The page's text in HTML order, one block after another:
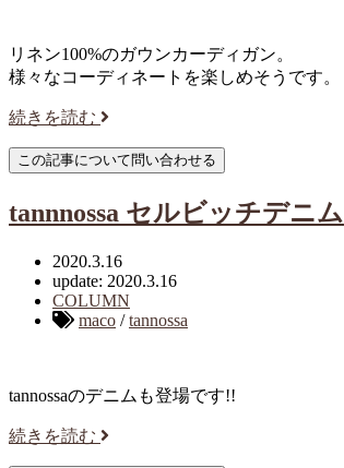
リネン100%のガウンカーディガン。
様々なコーディネートを楽しめそうです。
続きを読む
tannnossa セルビッチデニム
2020.3.16
update: 2020.3.16
COLUMN
maco /tannossa
tannossaのデニムも登場です!!
続きを読む